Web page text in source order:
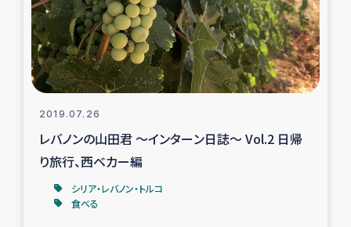
仮設住宅生活支援・農業復興支援
漁業復興支援
経済自立支援事業
居場所づくり
2019.07.26
レバノンの山田君 ～インターン日誌～ Vol.2 日帰
り旅行、西ベカー編
シリア・レバノン・トルコ
食べる